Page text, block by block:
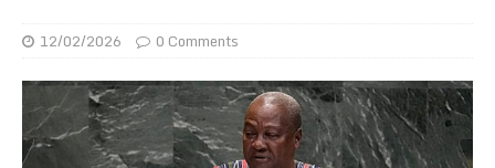
12/02/2026 0 Comments